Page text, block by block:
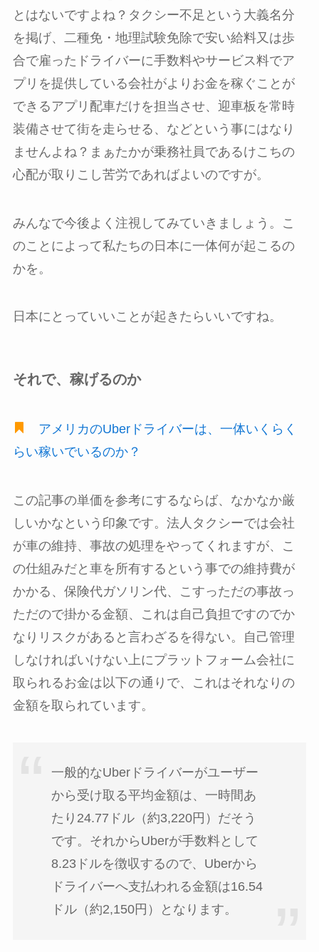
とはないですよね？タクシー不足という大義名分
を掲げ、二種免・地理試験免除で安い給料又は歩
合で雇ったドライバーに手数料やサービス料でア
プリを提供している会社がよりお金を稼ぐことが
できるアプリ配車だけを担当させ、迎車板を常時
装備させて街を走らせる、などという事にはなり
ませんよね？まぁたかが乗務社員であるけこちの
心配が取りこし苦労であればよいのですが。
みんなで今後よく注視してみていきましょう。こ
のことによって私たちの日本に一体何が起こるの
かを。
日本にとっていいことが起きたらいいですね。
それで、稼げるのか
アメリカのUberドライバーは、一体いくらく
らい稼いでいるのか？
この記事の単価を参考にするならば、なかなか厳
しいかなという印象です。法人タクシーでは会社
が車の維持、事故の処理をやってくれますが、こ
の仕組みだと車を所有するという事での維持費が
かかる、保険代ガソリン代、こすっただの事故っ
ただので掛かる金額、これは自己負担ですのでか
なりリスクがあると言わざるを得ない。自己管理
しなければいけない上にプラットフォーム会社に
取られるお金は以下の通りで、これはそれなりの
金額を取られています。
一般的なUberドライバーがユーザー
から受け取る平均金額は、一時間あ
たり24.77ドル（約3,220円）だそう
です。それからUberが手数料として
8.23ドルを徴収するので、Uberから
ドライバーへ支払われる金額は16.54
ドル（約2,150円）となります。